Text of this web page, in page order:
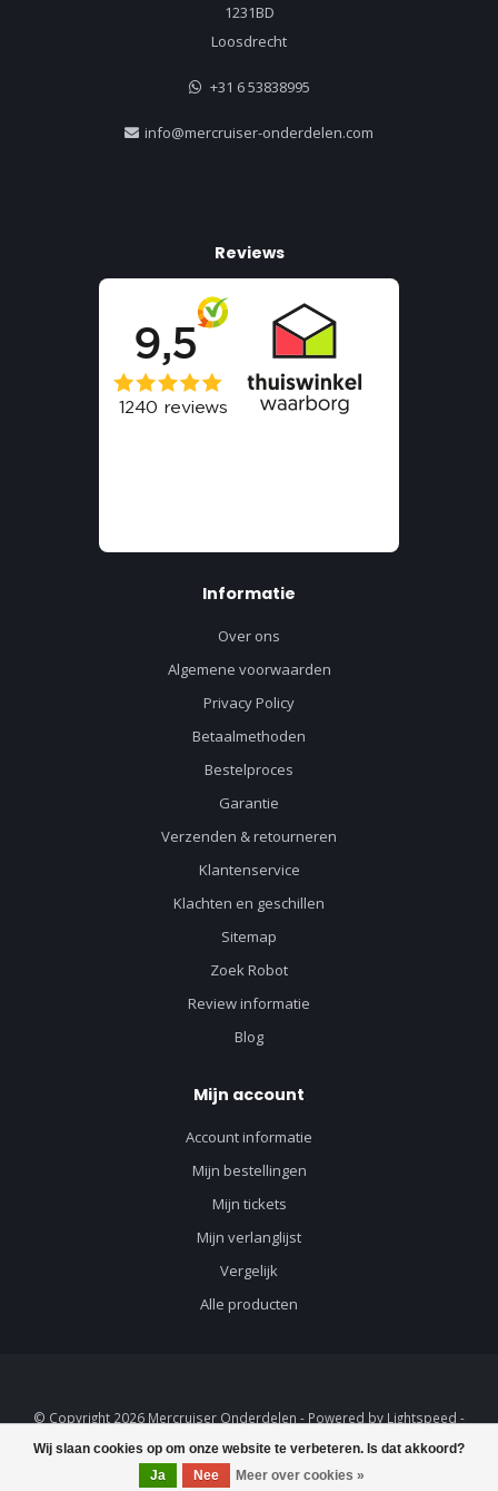
Wij slaan cookies op om onze website te verbeteren. Is dat akkoord?
Ja
Nee Meer over cookies »
1231BD
Loosdrecht
+31 6 53838995
info@mercruiser-onderdelen.com
Reviews
Informatie
Over ons
Algemene voorwaarden
Privacy Policy
Betaalmethoden
Bestelproces
Garantie
Verzenden & retourneren
Klantenservice
Klachten en geschillen
Sitemap
Zoek Robot
Review informatie
Blog
Mijn account
Account informatie
Mijn bestellingen
Mijn tickets
Mijn verlanglijst
Vergelijk
Alle producten
© Copyright 2026 Mercruiser Onderdelen - Powered by Lightspeed -
Lightspeed designbyDyvelopment